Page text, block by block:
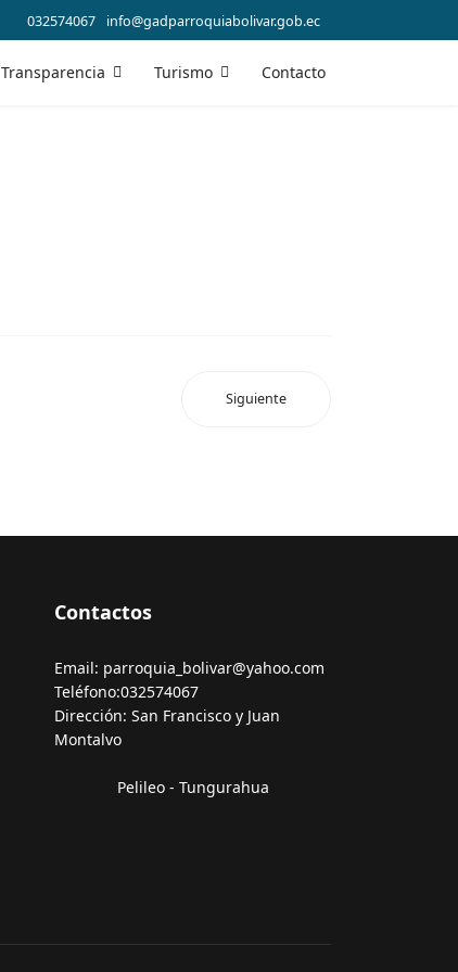
032574067 info@gadparroquiabolivar.gob.ec
Transparencia Turismo Contacto
Siguiente
Contactos
Email: parroquia_bolivar@yahoo.com
Teléfono:032574067
Dirección: San Francisco y Juan
Montalvo
Pelileo - Tungurahua